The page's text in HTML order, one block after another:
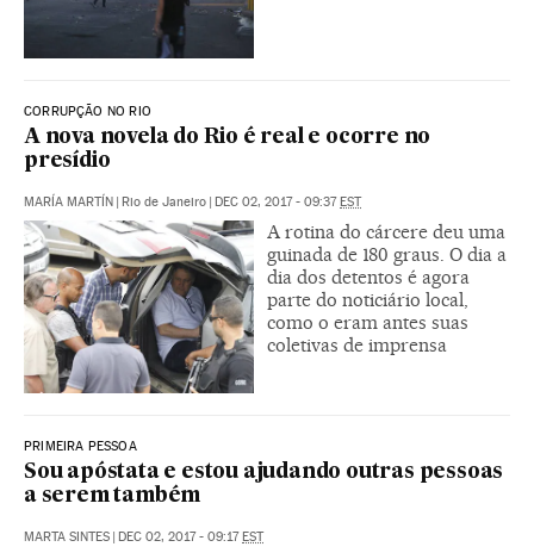
CORRUPÇÃO NO RIO
A nova novela do Rio é real e ocorre no
presídio
MARÍA MARTÍN | Rio de Janeiro | DEC 02, 2017 - 09:37EST
A rotina do cárcere deu uma
guinada de 180 graus. O dia a
dia dos detentos é agora
parte do noticiário local,
como o eram antes suas
coletivas de imprensa
PRIMEIRA PESSOA
Sou apóstata e estou ajudando outras pessoas
a serem também
MARTA SINTES | DEC 02, 2017 - 09:17EST